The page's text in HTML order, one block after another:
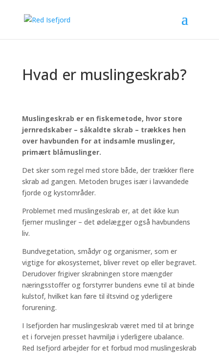
Hvad er muslingeskrab?
Muslingeskrab er en fiskemetode, hvor store
jernredskaber – såkaldte skrab – trækkes hen
over havbunden for at indsamle muslinger,
primært blåmuslinger.
Det sker som regel med store både, der trækker flere
skrab ad gangen. Metoden bruges især i lavvandede
fjorde og kystområder.
Problemet med muslingeskrab er, at det ikke kun
fjerner muslinger – det ødelægger også havbundens
liv.
Bundvegetation, smådyr og organismer, som er
vigtige for økosystemet, bliver revet op eller begravet.
Derudover frigiver skrabningen store mængder
næringsstoffer og forstyrrer bundens evne til at binde
kulstof, hvilket kan føre til iltsvind og yderligere
forurening.
I Isefjorden har muslingeskrab været med til at bringe
et i forvejen presset havmiljø i yderligere ubalance.
Red Isefjord arbejder for et forbud mod muslingeskrab